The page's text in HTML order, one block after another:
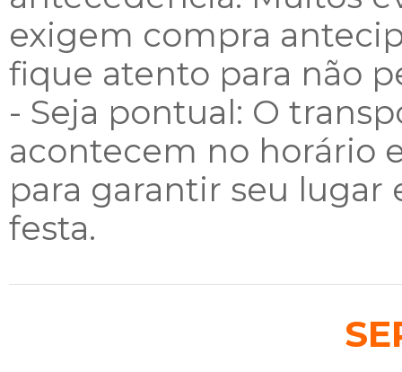
exigem compra
fique atento para não
- Seja pontual: O
acontecem no horário
para garantir seu lugar
festa.